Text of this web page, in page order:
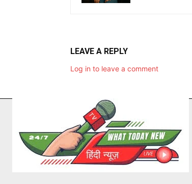
LEAVE A REPLY
Log in to leave a comment